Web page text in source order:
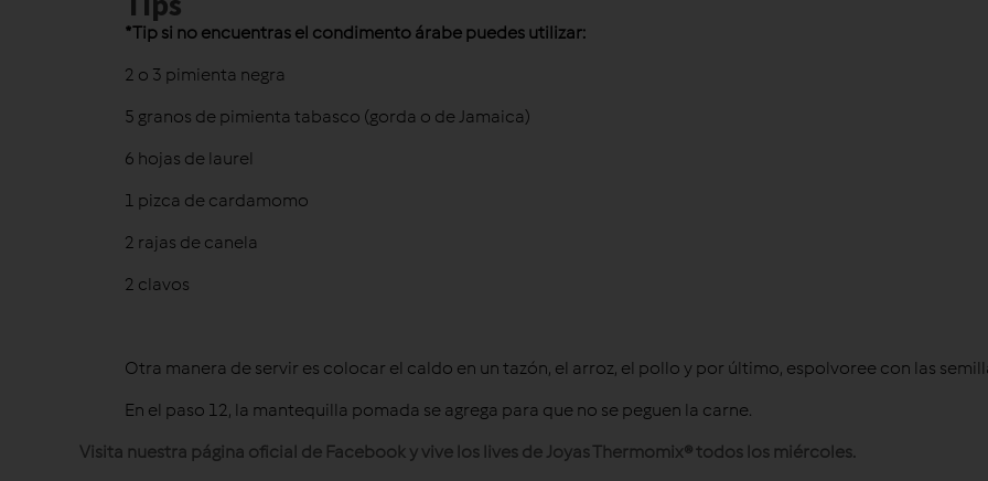
*Tip si no encuentras el condimento árabe puedes utilizar:
2 o 3 pimienta negra
5 granos de pimienta tabasco (gorda o de Jamaica)
6 hojas de laurel
1 pizca de cardamomo
2 rajas de canela
2 clavos
Otra manera de servir es colocar el caldo en un tazón, el arroz, el pollo y por último, espolvoree con las
En el paso 12, la mantequilla pomada se agrega para que no se peguen la carne.
Visita nuestra página oficial de Facebook y vive los lives de Joyas Thermomix® todos los miércoles.